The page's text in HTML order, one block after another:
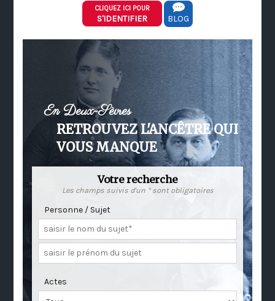
CLIQUEZ ICI POUR
S'IDENTIFIER BLOG
En Deux-Sèvres
RETROUVEZ L'ANCÊTRE QUI
VOUS MANQUE
Votre recherche
Les champs suivis d'un * sont obligatoires
Personne / Sujet
Actes